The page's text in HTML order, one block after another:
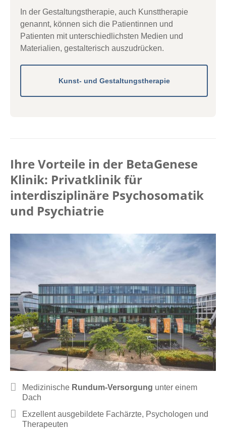
In der Gestaltungstherapie, auch Kunsttherapie
genannt, können sich die Patientinnen und
Patienten mit unterschiedlichsten Medien und
Materialien, gestalterisch auszudrücken.
Kunst- und Gestaltungstherapie
Ihre Vorteile in der BetaGenese
Klinik: Privatklinik für
interdisziplinäre Psychosomatik
und Psychiatrie
Medizinische Rundum-Versorgung unter einem
Dach
Exzellent ausgebildete Fachärzte, Psychologen und
Therapeuten